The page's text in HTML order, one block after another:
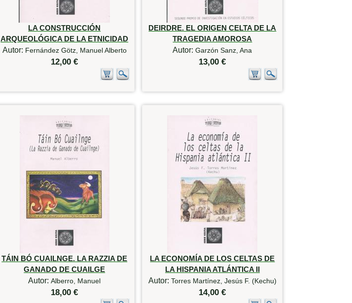
LA CONSTRUCCIÓN
ARQUEOLÓGICA DE LA ETNICIDAD
Autor: Fernández Götz, Manuel Alberto
12,00 €
DEIRDRE. EL ORIGEN CELTA DE LA
TRAGEDIA AMOROSA
Autor:Garzón Sanz, Ana
13,00 €
TÁIN BÓ CUAILNGE. LA RAZZIA DE
GANADO DE CUAILGE
Autor:Alberro, Manuel
18,00 €
LA ECONOMÍA DE LOS CELTAS DE
LA HISPANIA ATLÁNTICA II
Autor: Torres Martínez, Jesús F. (Kechu)
14,00 €